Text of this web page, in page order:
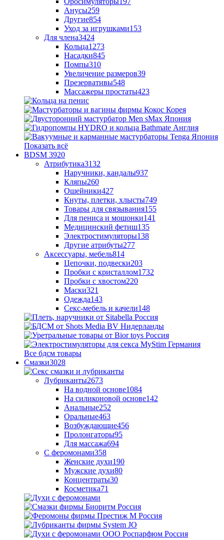
Анусы259
Другие854
Уход за игрушками153
Для члена3424
Кольца1273
Насадки845
Помпы310
Увеличение размеров39
Презервативы548
Массажеры простаты423
Показать всё
BDSM 3920
Атрибутика3132
Наручники, кандалы937
Кляпы260
Ошейники427
Кнуты, плетки, хлысты749
Товары для связывания155
Для пениса и мошонки141
Медицинский фетиш135
Электростимуляторы138
Другие атрибуты277
Аксессуары, мебель814
Цепочки, подвески203
Пробки с кристаллом1732
Пробки с хвостом220
Маски321
Одежда143
Секс-мебель и качели148
Все бдсм товары
Смазки3028
Лубриканты2673
На водной основе1084
На силиконовой основе142
Анальные252
Оральные463
Возбуждающие456
Пролонгаторы95
Для массажа694
С феромонами358
Женские духи190
Мужские духи80
Концентраты30
Косметика71